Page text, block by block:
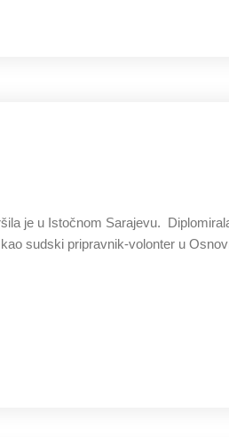
je u Istočnom Sarajevu.
sudski pripravnik-volonter u